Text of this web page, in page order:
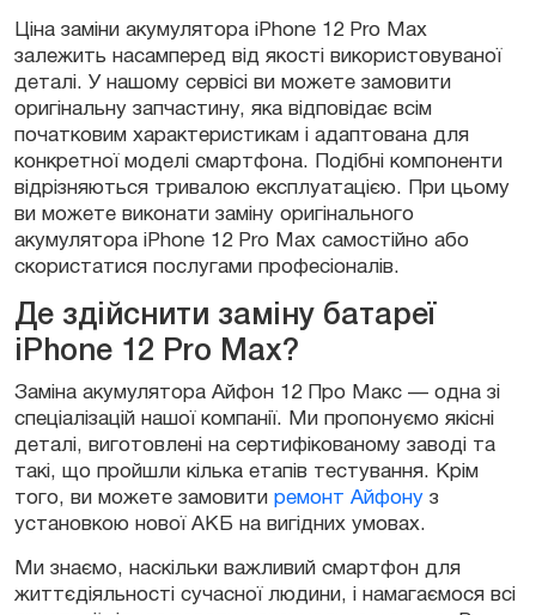
Ціна заміни акумулятора iPhone 12 Pro Max
залежить насамперед від якості використовуваної
деталі. У нашому сервісі ви можете замовити
оригінальну запчастину, яка відповідає всім
початковим характеристикам і адаптована для
конкретної моделі смартфона. Подібні компоненти
відрізняються тривалою експлуатацією. При цьому
ви можете виконати заміну оригінального
акумулятора iPhone 12 Pro Max самостійно або
скористатися послугами професіоналів.
Де здійснити заміну батареї
iPhone 12 Pro Max?
Заміна акумулятора Айфон 12 Про Макс — одна зі
спеціалізацій нашої компанії. Ми пропонуємо якісні
деталі, виготовлені на сертифікованому заводі та
такі, що пройшли кілька етапів тестування. Крім
того, ви можете замовити ремонт Айфону з
установкою нової АКБ на вигідних умовах.
Ми знаємо, наскільки важливий смартфон для
життєдіяльності сучасної людини, і намагаємося всі